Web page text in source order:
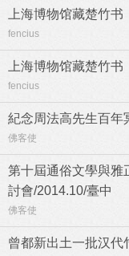
上海博物馆藏楚竹
fencius
上海博物馆藏楚竹
fencius
紀念周法高先生百年
佛客使
第十屆通俗文學與
討會/2014.10/臺中
佛客使
曾都新出土一批汉代